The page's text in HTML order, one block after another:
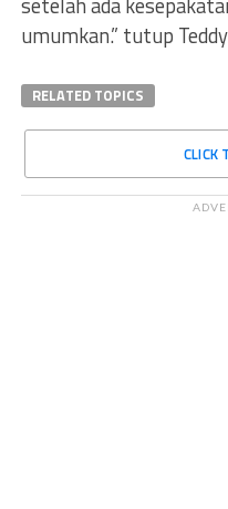
umumkan.” tutup
RELATED TOPICS
CLICK